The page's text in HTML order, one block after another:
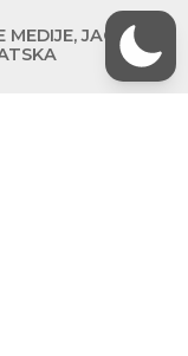
JAGIĆEVA